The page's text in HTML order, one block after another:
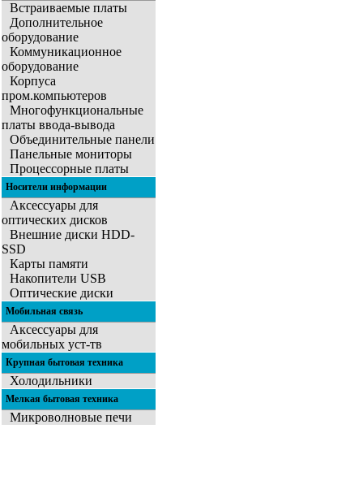
Встраиваемые платы
Дополнительное
оборудование
Коммуникационное
оборудование
Корпуса
пром.компьютеров
Многофункциональные
платы ввода-вывода
Объединительные панели
Панельные мониторы
Процессорные платы
Носители информации
Аксессуары для
оптических дисков
Внешние диски HDD-
SSD
Карты памяти
Накопители USB
Оптические диски
Мобильная связь
Аксессуары для
мобильных уст-тв
Крупная бытовая техника
Холодильники
Мелкая бытовая техника
Микроволновые печи